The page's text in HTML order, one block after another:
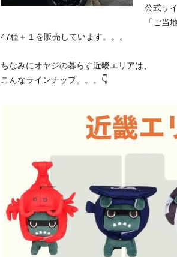
公式サ
「ご当
47種＋１を販売しています。。。
ちなみにオヤジの暮らす近畿エリアは、
こんなラインナップ。。。👇️